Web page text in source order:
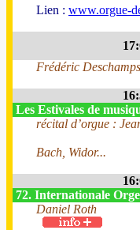
Lien : www.orgue-
Frédéric Deschamps
Les Estivales de
récital d’orgue :
Bach, Widor...
72. Internationale
Daniel Roth